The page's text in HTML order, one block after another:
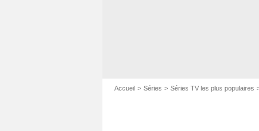
Accueil Séries Séries TV les plus populaires